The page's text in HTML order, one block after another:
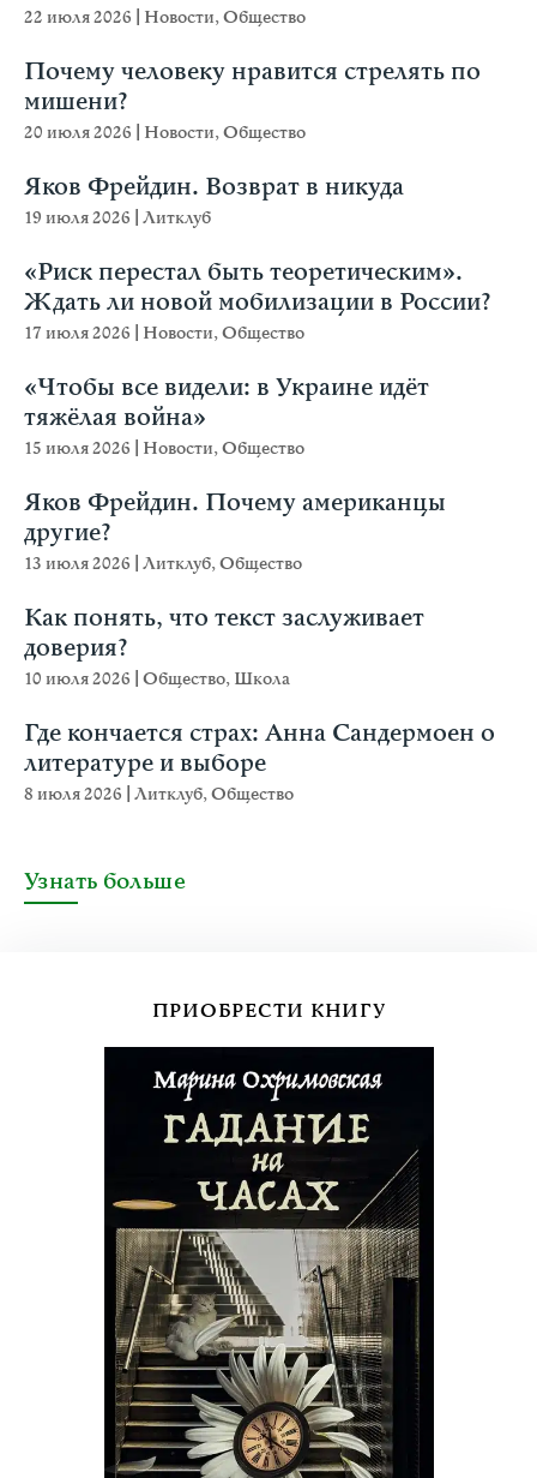
22 июля 2026 Новости,Общество
Почему человеку нравится стрелять по
мишени?
20 июля 2026 Новости,Общество
Яков Фрейдин. Возврат в никуда
19 июля 2026 Литклуб
«Риск перестал быть теоретическим».
Ждать ли новой мобилизации в России?
17 июля 2026 Новости,Общество
«Чтобы все видели: в Украине идёт
тяжёлая война»
15 июля 2026 Новости,Общество
Яков Фрейдин. Почему американцы
другие?
13 июля 2026 Литклуб,Общество
Как понять, что текст заслуживает
доверия?
10 июля 2026 Общество, Школа
Где кончается страх: Анна Сандермоен о
литературе и выборе
8 июля 2026 Литклуб,Общество
Узнать больше
ПРИОБРЕСТИ КНИГУ